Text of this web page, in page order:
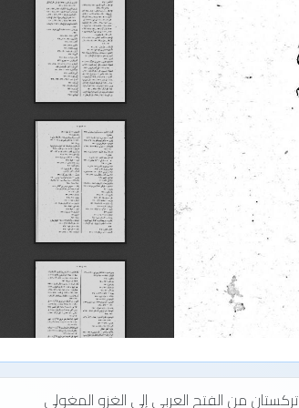
تركستان من الفتح العربى إلى الغزو المغولي